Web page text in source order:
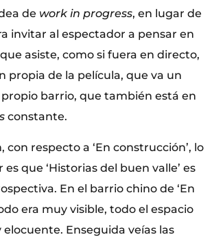
de work in progress, en lugar de
invitar al espectador a pensar en
asiste, como si fuera en directo,
propia de la película, que va un
propio barrio, que también está en
constante.
respecto a ‘En construcción’, lo
que ‘Historias del buen valle’ es
En el barrio chino de ‘En
era muy visible, todo el espacio
Enseguida veías las